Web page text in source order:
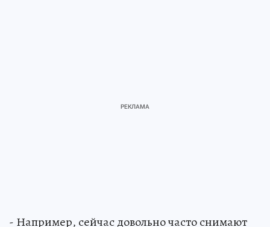
- Например, сейчас довольно часто снимают